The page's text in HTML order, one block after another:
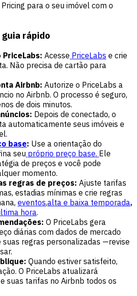
para o seu imóvel com o
rápido
Acesse PriceLabs e crie
Não precisa de cartão para
Airbnb: Autorize o PriceLabs a
no Airbnb. O processo é seguro,
de dois minutos.
Depois de conectado, o
automaticamente seus imóveis e
base: Use a orientação do
seu próprio preço base. Ele
de preços e você pode
momento.
regras de preços: Ajuste tarifas
estadias mínimas e crie regras
eventos,alta e baixa temporada,
hora.
O PriceLabs gera
diárias com dados de mercado
regras personalizadas —revise
Quando estiver satisfeito,
O PriceLabs atualizará
suas tarifas no Airbnb todos os